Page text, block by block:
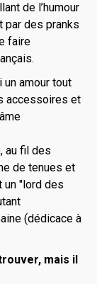
de l’humour
par des pranks
faire
un amour tout
accessoires et
au fil des
de tenues et
un "lord des
(dédicace à
mais il